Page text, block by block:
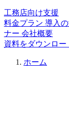
工務店向け支援
料金プラン 導入
ナー 会社概要
資料をダウンロー
ホーム